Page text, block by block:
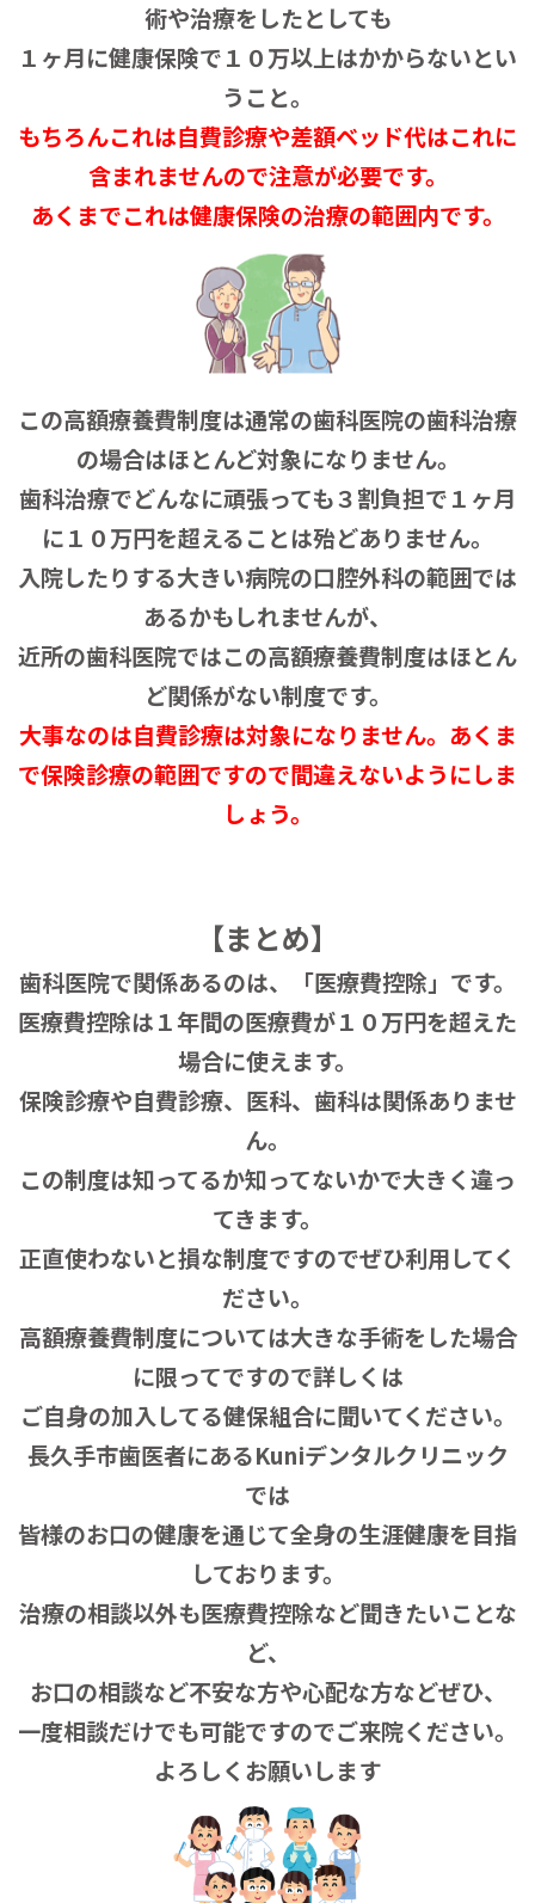
術や治療をしたとしても
１ヶ月に健康保険で１０万以上はかからないとい
うこと。
もちろんこれは自費診療や差額ベッド代はこれに
含まれませんので注意が必要です。
あくまでこれは健康保険の治療の範囲内です。
この高額療養費制度は通常の歯科医院の歯科治療
の場合はほとんど対象になりません。
歯科治療でどんなに頑張っても３割負担で１ヶ月
に１０万円を超えることは殆どありません。
入院したりする大きい病院の口腔外科の範囲では
あるかもしれませんが、
近所の歯科医院ではこの高額療養費制度はほとん
ど関係がない制度です。
大事なのは自費診療は対象になりません。あくま
で保険診療の範囲ですので間違えないようにしま
しょう。
【まとめ】
歯科医院で関係あるのは、「医療費控除」です。
医療費控除は１年間の医療費が１０万円を超えた
場合に使えます。
保険診療や自費診療、医科、歯科は関係ありませ
ん。
この制度は知ってるか知ってないかで大きく違っ
てきます。
正直使わないと損な制度ですのでぜひ利用してく
ださい。
高額療養費制度については大きな手術をした場合
に限ってですので詳しくは
ご自身の加入してる健保組合に聞いてください。
長久手市歯医者にあるKuniデンタルクリニック
では
皆様のお口の健康を通じて全身の生涯健康を目指
しております。
治療の相談以外も医療費控除など聞きたいことな
ど、
お口の相談など不安な方や心配な方などぜひ、
一度相談だけでも可能ですのでご来院ください。
よろしくお願いします